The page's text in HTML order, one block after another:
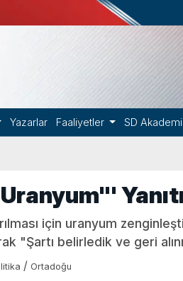
Yazarlar Faaliyetler SD
için uranyum
"Şartı belirledik ve geri
/ Ortadoğu